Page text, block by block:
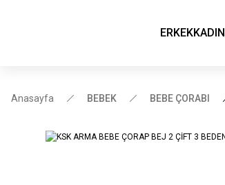
ERKEKKADIN
Anasayfa BEBEK BEBE ÇORABI